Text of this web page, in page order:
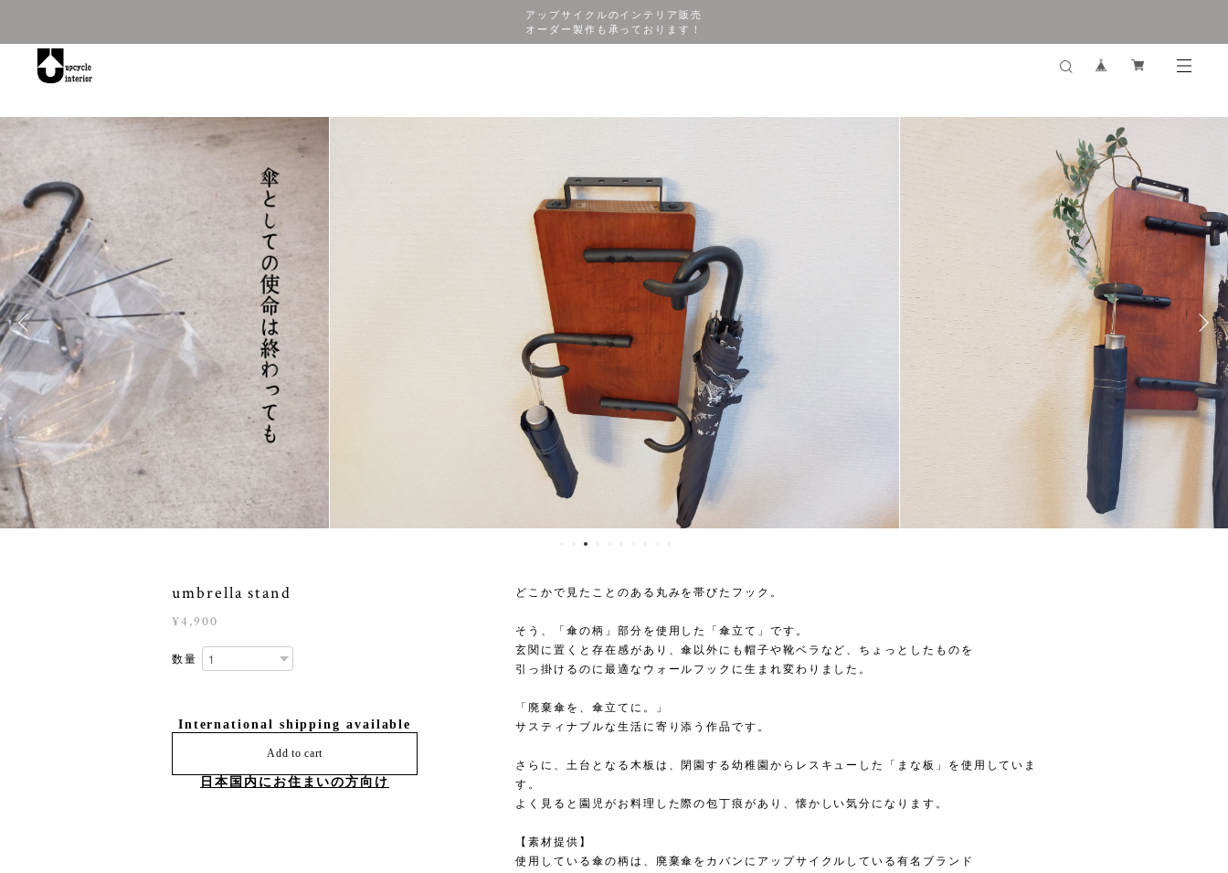
アップサイクルのインテリア販売
オーダー製作も承っております！
umbrella stand
¥4,900
数量
International shipping available
Add to cart
日本国内にお住まいの方向け
どこかで見たことのある丸みを帯びたフック。
そう、「傘の柄」部分を使用した「傘立て」です。
玄関に置くと存在感があり、傘以外にも帽子や靴ベラなど、ちょっとしたものを
引っ掛けるのに最適なウォールフックに生まれ変わりました。
「廃棄傘を、傘立てに。」
サスティナブルな生活に寄り添う作品です。
さらに、土台となる木板は、閉園する幼稚園からレスキューした「まな板」を使用していま
す。
よく見ると園児がお料理した際の包丁痕があり、懐かしい気分になります。
【素材提供】
使用している傘の柄は、廃棄傘をカバンにアップサイクルしている有名ブランド